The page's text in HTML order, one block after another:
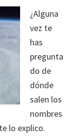
¿Alguna
vez te
has
pregunta
do de
dónde
salen los
nombres
lo explico.